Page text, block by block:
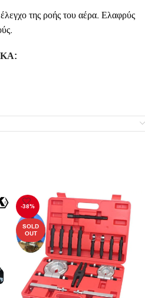
της ροής του αέρα. Ελαφρύς
-38%
SOLD
OUT